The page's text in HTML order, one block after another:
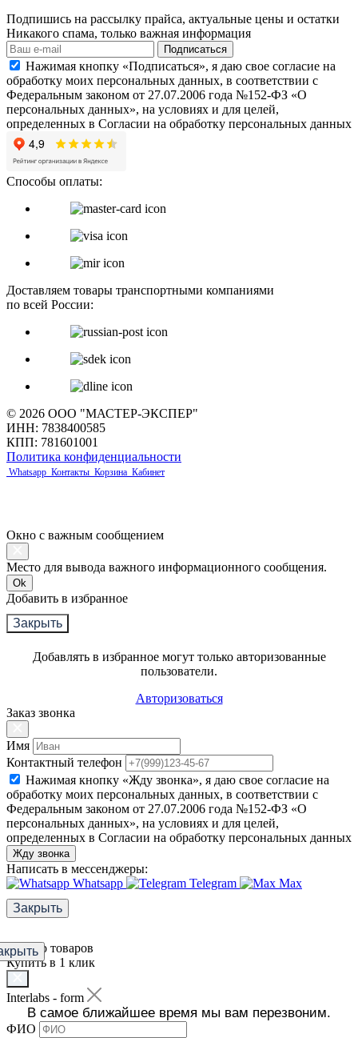
Подпишись на рассылку прайса, актуальные цены и остатки
Никакого спама, только важная информация
Подписаться
Нажимая кнопку «Подписаться», я даю свое согласие на
обработку моих персональных данных, в соответствии с
Федеральным законом от 27.07.2006 года №152-ФЗ «О
персональных данных», на условиях и для целей,
определенных в Согласии на обработку персональных данных
Способы оплаты:
Доставляем товары транспортными компаниями
по всей России:
© 2026 ООО "МАСТЕР-ЭКСПЕР"
ИНН: 7838400585
КПП: 781601001
Политика конфиденциальности
Whatsapp Контакты Корзина Кабинет
Окно с важным сообщением
Место для вывода важного информационного сообщения.
Ok
Добавить в избранное
Закрыть
Добавлять в избранное могут только авторизованные
пользователи.
Авторизоваться
Заказ звонка
Имя
Контактный телефон
Нажимая кнопку «Жду звонка», я даю свое согласие на
обработку моих персональных данных, в соответствии с
Федеральным законом от 27.07.2006 года №152-ФЗ «О
персональных данных», на условиях и для целей,
определенных в Согласии на обработку персональных данных
Жду звонка
Написать в мессенджеры:
Whatsapp
Telegram
Max
Закрыть
Фильтр товаров
Купить в 1 клик
Interlabs - form
В самое ближайшее время мы вам перезвоним.
ФИО